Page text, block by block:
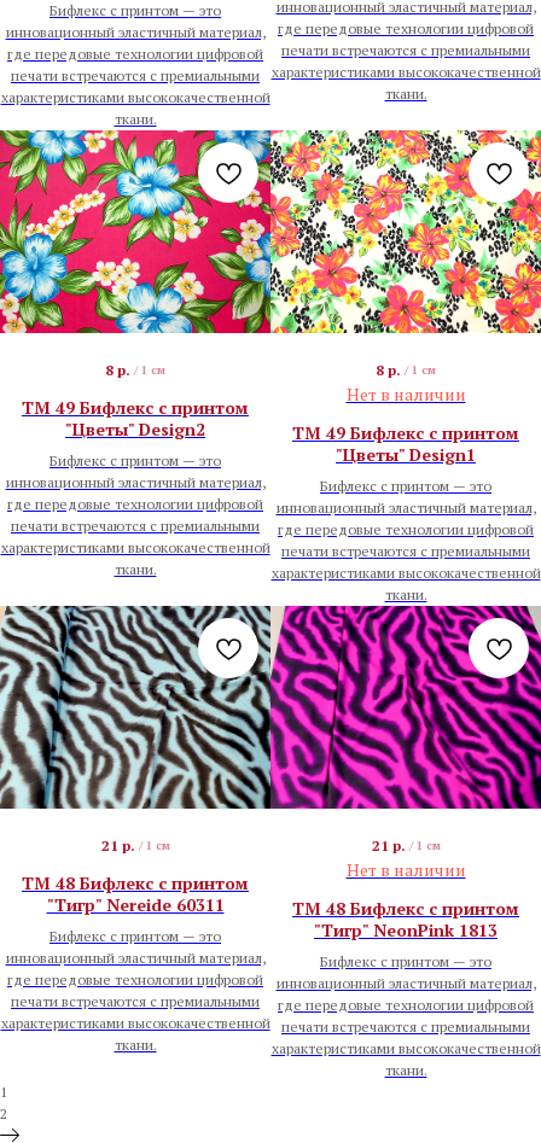
Бифлекс с принтом — это
инновационный эластичный материал,
где передовые технологии цифровой
печати встречаются с премиальными
характеристиками высококачественной
ткани.
инновационный эластичный материал,
где передовые технологии цифровой
печати встречаются с премиальными
характеристиками высококачественной
ткани.
8 р. / 1 см
TM 49 Бифлекс с принтом
"Цветы" Design2
Бифлекс с принтом — это
инновационный эластичный материал,
где передовые технологии цифровой
печати встречаются с премиальными
характеристиками высококачественной
ткани.
8 р. / 1 см
Нет в наличии
TM 49 Бифлекс с принтом
"Цветы" Design1
Бифлекс с принтом — это
инновационный эластичный материал,
где передовые технологии цифровой
печати встречаются с премиальными
характеристиками высококачественной
ткани.
21 р. / 1 см
TM 48 Бифлекс с принтом
"Тигр" Nereide 60311
Бифлекс с принтом — это
инновационный эластичный материал,
где передовые технологии цифровой
печати встречаются с премиальными
характеристиками высококачественной
ткани.
21 р. / 1 см
Нет в наличии
TM 48 Бифлекс с принтом
"Тигр" NeonPink 1813
Бифлекс с принтом — это
инновационный эластичный материал,
где передовые технологии цифровой
печати встречаются с премиальными
характеристиками высококачественной
ткани.
1
2